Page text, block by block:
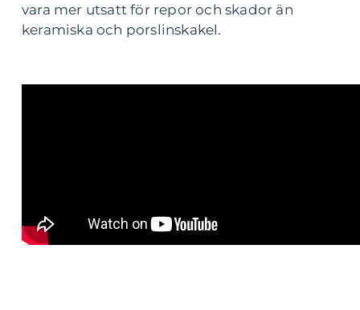
vara mer utsatt för repor och skador än
keramiska och porslinskakel.